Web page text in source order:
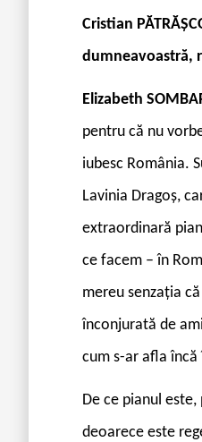
Cristian
dumneavoastră,
Elizabeth
pentru că nu
iubesc România.
Lavinia Dragoș,
extraordinară
ce facem – în
mereu senzația
înconjurată de
cum s-ar afla
De ce pianul
deoarece este